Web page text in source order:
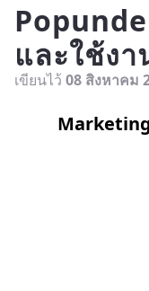
และใช้งา
เขียนไว้ 08 สิงหาคม